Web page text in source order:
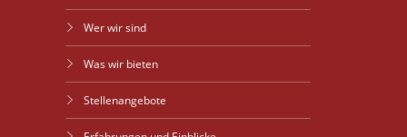
Wer wir sind
Was wir bieten
Stellenangebote